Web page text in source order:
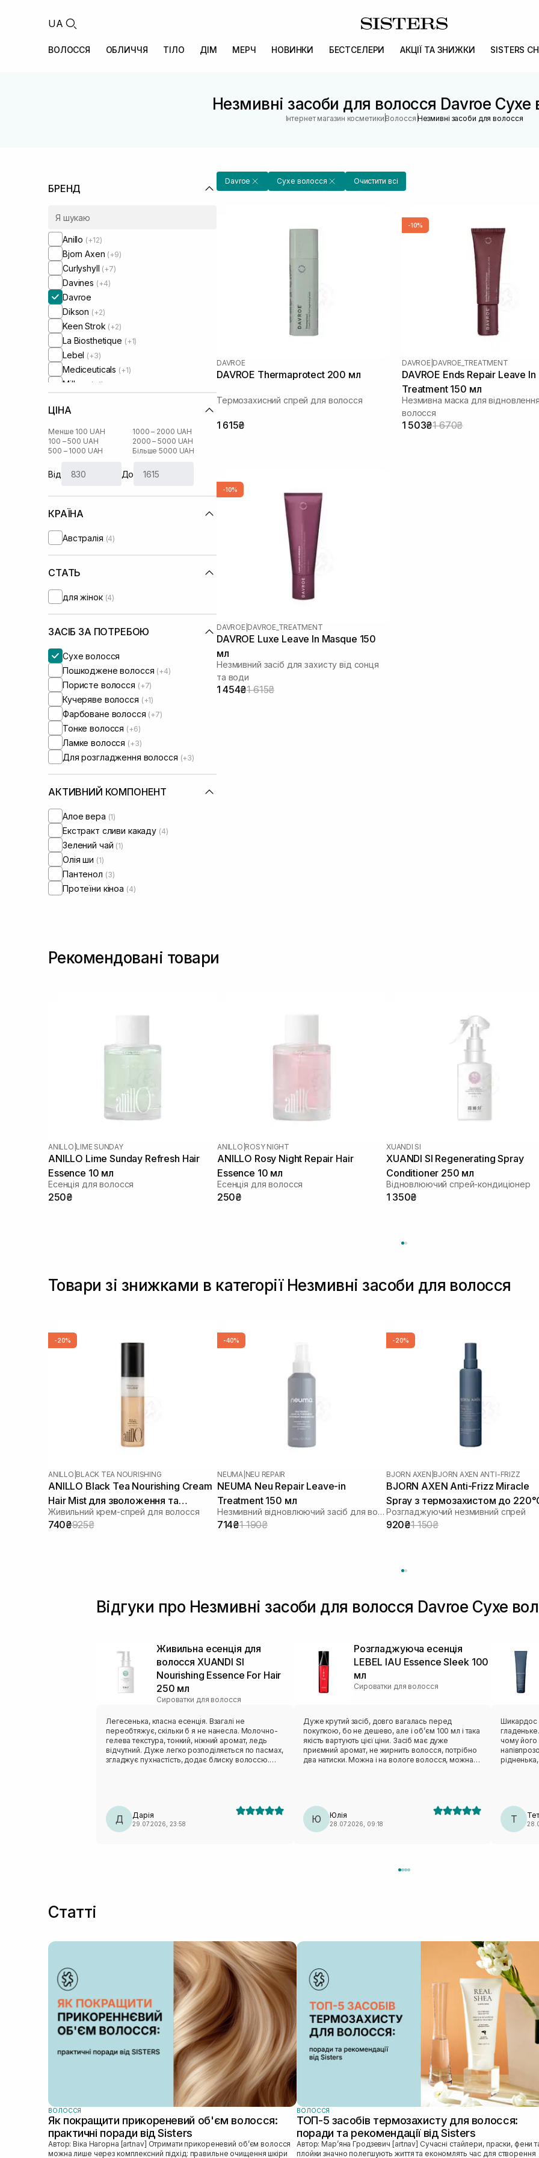
UA
ВОЛОССЯ ОБЛИЧЧЯ ТІЛО ДІМ МЕРЧ НОВИНКИ БЕСТСЕЛЕРИ АКЦІЇ ТА ЗНИЖКИ SISTERS
Незмивні засоби для волосся Davroe Сухе
Інтернет магазин косметики |Волосся |Незмивні засоби для волосся
БРЕНД
Anillo (+12)
Bjorn Axen (+9)
Curlyshyll (+7)
Davines (+4)
Davroe
Dikson (+2)
Keen Strok (+2)
La Biosthetique (+1)
Lebel (+3)
Mediceuticals (+1)
Milbon (+1)
Moremo
Muran (+3)
Neqi (+6)
Neuma(+4)
Newsha
Oliere Paris
Orising
Tigi(+2)
Tokio Inkarami(+2)
Tsubaki
Xuandi Si(+2)
ЦІНА
Менше 100 UAH
100 – 500 UAH
500 – 1000 UAH
1000 – 2000 UAH
2000 – 5000 UAH
Більше 5000 UAH
Від До
КРАЇНА
Австралія (4)
СТАТЬ
для жінок (4)
ЗАСІБ ЗА ПОТРЕБОЮ
Сухе волосся
Пошкоджене волосся (+4)
Пористе волосся (+7)
Кучеряве волосся (+1)
Фарбоване волосся (+7)
Тонке волосся (+6)
Ламке волосся (+3)
Для розгладження волосся (+3)
АКТИВНИЙ КОМПОНЕНТ
Алое вера (1)
Екстракт сливи какаду (4)
Зелений чай (1)
Олія ши (1)
Пантенол (3)
Протеїни кіноа (4)
Davroe Сухе волосся Очистити всі
DAVROE
DAVROE Thermaprotect 200 мл
Термозахисний спрей для волосся
1 615₴
-10%
DAVROE DAVROE_TREATMENT
DAVROE Ends Repair Leave In
Treatment 150 мл
Незмивна маска для
волосся
1 503₴1 670₴
-10%
DAVROE DAVROE_TREATMENT
DAVROE Luxe Leave In Masque 150
мл
Незмивний засіб для захисту від сонця
та води
1 454₴1 615₴
Рекомендовані товари
ANILLO LIME SUNDAY
ANILLO Lime Sunday Refresh Hair
Essence 10 мл
Есенція для волосся
250₴
ANILLO ROSY NIGHT
ANILLO Rosy Night Repair Hair
Essence 10 мл
Есенція для волосся
250₴
XUANDI SI
XUANDI SI Regenerating Spray
Conditioner 250 мл
Відновлюючий спрей-кондиціонер
1 350₴
Товари зі знижками в категорії Незмивні засоби для волосся
-20%
ANILLO BLACK TEA NOURISHING
ANILLO Black Tea Nourishing Cream
Hair Mist для зволоження та
розгладження волосся 70 мл
Живильний крем-спрей для волосся
740₴925₴
-40%
NEUMA NEU REPAIR
NEUMA Neu Repair Leave-in
Treatment 150 мл
Незмивний відновлюючий засіб для волосся
714₴1 190₴
-20%
BJORN AXEN BJORN AXEN ANTI-FRIZZ
BJORN AXEN Anti-Frizz Miracle
Spray з термозахистом до
для всіх типів волосся 150 мл
Розгладжуючий незмивний спрей
920₴1 150₴
Відгуки про Незмивні засоби для волосся Davroe Сухе
Живильна есенція для
волосся XUANDI SI
Nourishing Essence For Hair
250 мл
Сироватки для волосся
Легесенька, класна есенція. Взагалі не
переобтяжує, скільки б я не нанесла. Молочно-
гелева текстура, тонкий, ніжний аромат, ледь
відчутний. Дуже легко розподіляється по пасмах,
згладжує пухнастість, додає блиску волоссю.
Д Дарія
29.07.2026, 23:58
Розгладжуюча есенція
LEBEL IAU Essence Sleek 100
мл
Сироватки для волосся
Дуже крутий засіб, довго вагалась перед
покупкою, бо не дешево, але і обʼєм 100 мл і така
якість вартують цієї ціни. Засіб має дуже
приємний аромат, не жирнить волосся, потрібно
два натиски. Можна і на вологе волосся, можна і
Ю Юлія
28.07.2026, 09:18
Шикардос
чому його
баночки,
я сто
Т
Статті
ВОЛОССЯ
Як покращити прикореневий об'єм волосся:
практичні поради від Sisters
Автор: Віка Нагорна [artnav] Отримати прикореневий об’єм волосся
можна лише через комплексний підхід: правильне очищення шкіри
ВОЛОССЯ
ТОП-5 засобів термозахисту для волосся:
поради та рекомендації від Sisters
Автор: Марʼяна Гродзевич [artnav] Сучасні стайлери, праски, фени та
плойки значно полегшують життя та економлять час для створення